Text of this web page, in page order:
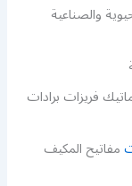
والصناعية
فريزات برادات
مفاتيح المكيف